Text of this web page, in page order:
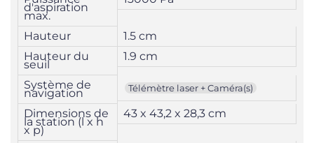
d'aspiration
max.
Hauteur
1.5 cm
Hauteur du
seuil
1.9 cm
Système de
navigation Télémètre laser + Caméra(s)
Dimensions de
la station (l x h
x p)
43 x 43,2 x 28,3 cm